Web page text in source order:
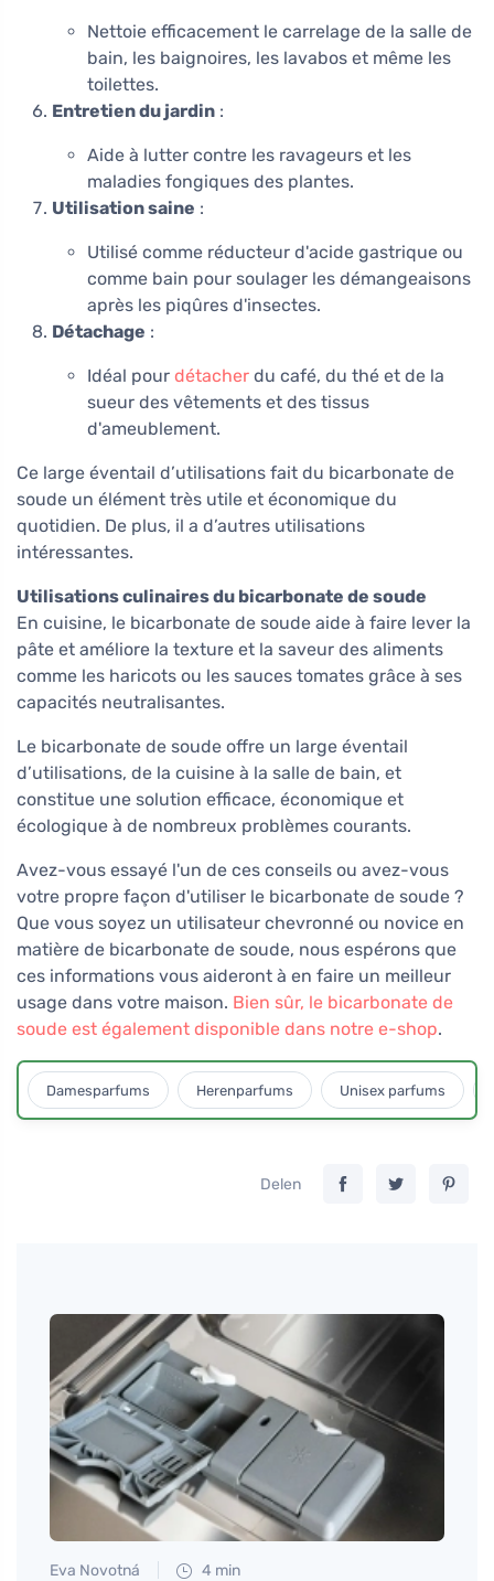
Nettoie efficacement le carrelage de la salle de
bain, les baignoires, les lavabos et même les
toilettes.
Entretien du jardin :
Aide à lutter contre les ravageurs et les
maladies fongiques des plantes.
Utilisation saine :
Utilisé comme réducteur d'acide gastrique ou
comme bain pour soulager les démangeaisons
après les piqûres d'insectes.
Détachage :
Idéal pour détacher du café, du thé et de la
sueur des vêtements et des tissus
d'ameublement.
Ce large éventail d’utilisations fait du bicarbonate de
soude un élément très utile et économique du
quotidien. De plus, il a d’autres utilisations
intéressantes.
Utilisations culinaires du bicarbonate de soude
En cuisine, le bicarbonate de soude aide à faire lever la
pâte et améliore la texture et la saveur des aliments
comme les haricots ou les sauces tomates grâce à ses
capacités neutralisantes.
Le bicarbonate de soude offre un large éventail
d’utilisations, de la cuisine à la salle de bain, et
constitue une solution efficace, économique et
écologique à de nombreux problèmes courants.
Avez-vous essayé l'un de ces conseils ou avez-vous
votre propre façon d'utiliser le bicarbonate de soude ?
Que vous soyez un utilisateur chevronné ou novice en
matière de bicarbonate de soude, nous espérons que
ces informations vous aideront à en faire un meilleur
usage dans votre maison. Bien sûr, le bicarbonate de
soude est également disponible dans notre e-shop.
Damesparfums Herenparfums Unisex parfums
Delen
Eva Novotná 4 min